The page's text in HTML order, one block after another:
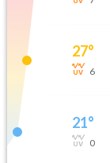
27°
6
21°
0